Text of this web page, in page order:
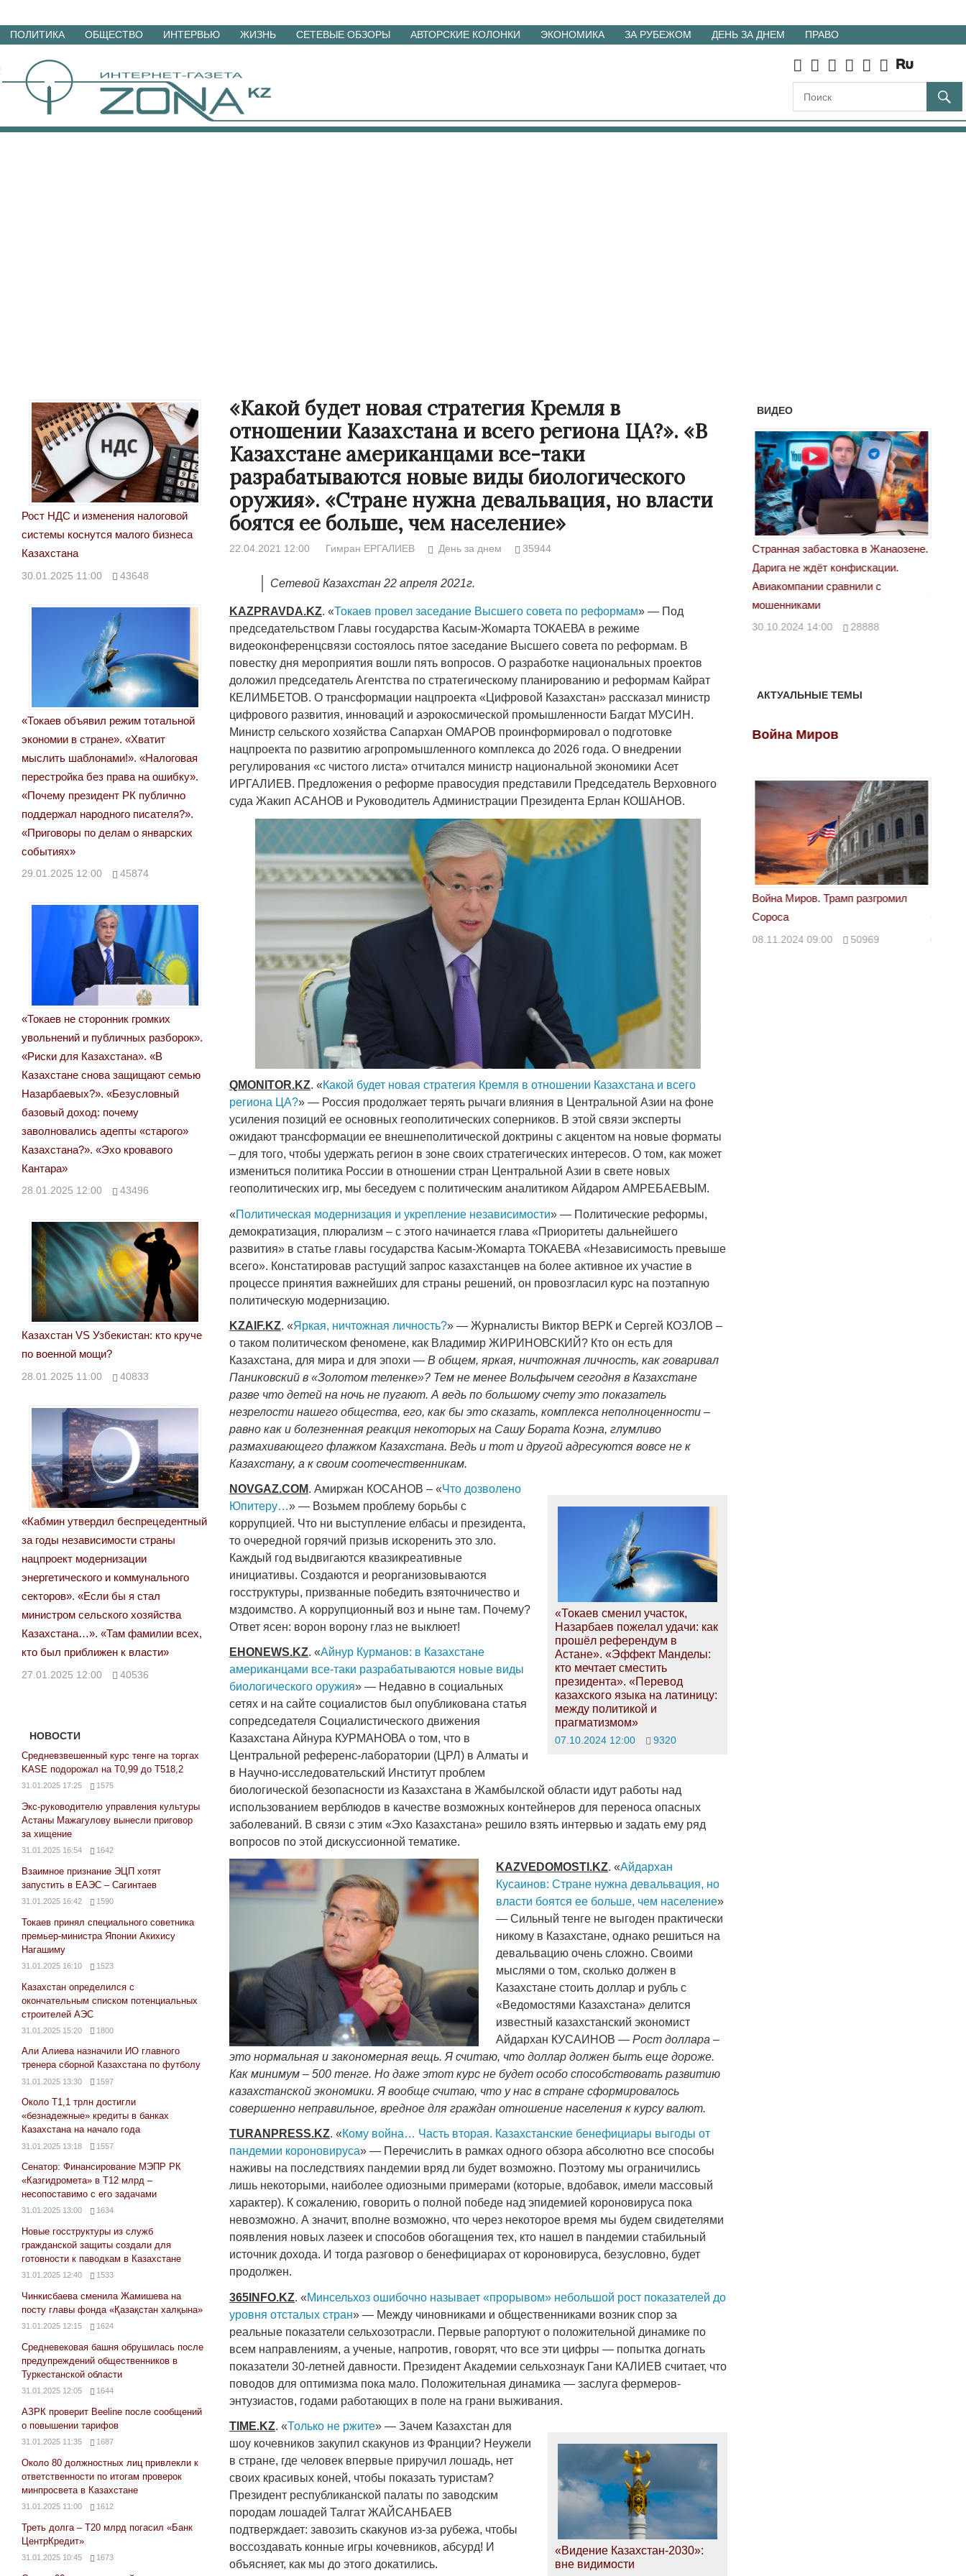
Перейти
материалам
ПОЛИТИКА ОБЩЕСТВО ИНТЕРВЬЮ ЖИЗНЬ СЕТЕВЫЕ ОБЗОРЫ АВТОРСКИЕ КОЛОНКИ ЭКОНОМИКА ЗА РУБЕЖОМ ДЕНЬ ЗА ДНЕМ ПРАВО
«Какой будет новая стратегия Кремля в
отношении Казахстана и всего региона ЦА?». «В
Казахстане американцами все-таки
разрабатываются новые виды биологического
оружия». «Стране нужна девальвация, но власти
боятся ее больше, чем население»
22.04.2021 12:00 Гимран ЕРГАЛИЕВ День за днем 35944
Сетевой Казахстан 22 апреля 2021г.
KAZPRAVDA.KZ. «Токаев провел заседание Высшего cовета по реформам» — Под
председательством Главы государства Касым-Жомарта ТОКАЕВА в режиме
видеоконференцсвязи состоялось пятое заседание Высшего cовета по реформам. В
повестку дня мероприятия вошли пять вопросов. О разработке национальных проектов
доложил председатель Агентства по стратегическому планированию и реформам Кайрат
КЕЛИМБЕТОВ. О трансформации нацпроекта «Цифровой Казахстан» рассказал министр
цифрового развития, инноваций и аэрокосмической промышленности Багдат МУСИН.
Министр сельского хозяйства Сапархан ОМАРОВ проинформировал о подготовке
нацпроекта по развитию агропромышленного комплекса до 2026 года. О внедрении
регулирования «с чистого листа» отчитался министр национальной экономики Асет
ИРГАЛИЕВ. Предложения о реформе правосудия представили Председатель Верховного
суда Жакип АСАНОВ и Руководитель Администрации Президента Ерлан КОШАНОВ.
QMONITOR.KZ. «Какой будет новая стратегия Кремля в отношении Казахстана и всего
региона ЦА?» — Россия продолжает терять рычаги влияния в Центральной Азии на фоне
усиления позиций ее основных геополитических соперников. В этой связи эксперты
ожидают трансформации ее внешнеполитической доктрины с акцентом на новые форматы
– для того, чтобы удержать регион в зоне своих стратегических интересов. О том, как может
измениться политика России в отношении стран Центральной Азии в свете новых
геополитических игр, мы беседуем с политическим аналитиком Айдаром АМРЕБАЕВЫМ.
«Политическая модернизация и укрепление независимости» — Политические реформы,
демократизация, плюрализм – c этого начинается глава «Приоритеты дальнейшего
развития» в статье главы государства Касым-Жомарта ТОКАЕВА «Независимость превыше
всего». Констатировав растущий запрос казахстанцев на более активное их участие в
процессе принятия важнейших для страны решений, он провозгласил курс на поэтапную
политическую модернизацию.
KZAIF.KZ. «Яркая, ничтожная личность?» — Журналисты Виктор ВЕРК и Сергей КОЗЛОВ –
о таком политическом феномене, как Владимир ЖИРИНОВСКИЙ? Кто он есть для
Казахстана, для мира и для эпохи —В общем, яркая, ничтожная личность, как говаривал
Паниковский в «Золотом теленке»? Тем не менее Вольфычем сегодня в Казахстане
разве что детей на ночь не пугают. А ведь по большому счету это показатель
незрелости нашего общества, его, как бы это сказать, комплекса неполноценности –
равно как и болезненная реакция некоторых на Сашу Бората Коэна, глумливо
размахивающего флажком Казахстана. Ведь и тот и другой адресуются вовсе не к
Казахстану, а к своим соотечественникам.
«Токаев сменил участок,
Назарбаев пожелал удачи: как
прошёл референдум в
Астане». «Эффект Манделы:
кто мечтает сместить
президента». «Перевод
казахского языка на латиницу:
между политикой и
прагматизмом»
07.10.2024 12:00 9320
NOVGAZ.COM. Амиржан КОСАНОВ – «Что дозволено
Юпитеру…» — Возьмем проблему борьбы с
коррупцией. Что ни выступление елбасы и президента,
то очередной горячий призыв искоренить это зло.
Каждый год выдвигаются квазикреативные
инициативы. Создаются и реорганизовываются
госструктуры, призванные победить взяточничество и
мздоимство. А коррупционный воз и ныне там. Почему?
Ответ ясен: ворон ворону глаз не выклюет!
EHONEWS.KZ. «Айнур Курманов: в Казахстане
американцами все-таки разрабатываются новые виды
биологического оружия» — Недавно в социальных
сетях и на сайте социалистов был опубликована статья
сопредседателя Социалистического движения
Казахстана Айнура КУРМАНОВА о том, что в
Центральной референс-лаборатории (ЦРЛ) в Алматы и
в Научно-исследовательский Институт проблем
биологической безопасности из Казахстана в Жамбылской области идут работы над
использованием верблюдов в качестве возможных контейнеров для переноса опасных
заболеваний. В связи с этим «Эхо Казахстана» решило взять интервью и задать ему ряд
вопросов по этой дискуссионной тематике.
KAZVEDOMOSTI .KZ. «Айдархан
Кусаинов: Стране нужна девальвация, но
власти боятся ее больше, чем население»
— Сильный тенге не выгоден практически
никому в Казахстане, однако решиться на
девальвацию очень сложно. Своими
мыслями о том, сколько должен в
Казахстане стоить доллар и рубль с
«Ведомостями Казахстана» делится
известный казахстанский экономист
Айдархан КУСАИНОВ —Рост доллара –
это нормальная и закономерная вещь. Я считаю, что доллар должен быть еще дороже.
Как минимум – 500 тенге. Но даже этот курс не будет особо способствовать развитию
казахстанской экономики. Я вообще считаю, что у нас в стране сформировалось
совершенно неправильное, вредное для граждан отношение населения к курсу валют.
TURANPRESS.KZ. «Кому война… Часть вторая. Казахстанские бенефициары выгоды от
пандемии короновируса» — Перечислить в рамках одного обзора абсолютно все способы
наживы на последствиях пандемии вряд ли будет возможно. Поэтому мы ограничились
лишь некоторыми, наиболее одиозными примерами (которые, вдобавок, имели массовый
характер). К сожалению, говорить о полной победе над эпидемией короновируса пока
невозможно. А значит, вполне возможно, что через некоторое время мы будем свидетелями
появления новых лазеек и способов обогащения тех, кто нашел в пандемии стабильный
источник дохода. И тогда разговор о бенефициарах от короновируса, безусловно, будет
продолжен.
365 INFO.KZ. «Минсельхоз ошибочно называет «прорывом» небольшой рост показателей до
уровня отсталых стран» — Между чиновниками и общественниками возник спор за
реальные показатели сельхозотрасли. Первые рапортуют о положительной динамике по
всем направлениям, а ученые, напротив, говорят, что все эти цифры — попытка догнать
показатели 30-летней давности. Президент Академии сельхознаук Гани КАЛИЕВ считает, что
поводов для оптимизма пока мало. Положительная динамика — заслуга фермеров-
энтузиастов, годами работающих в поле на грани выживания.
«Видение Казахстан-2030»:
вне видимости
TIME.KZ. «Только не ржите» — Зачем Казахстан для
шоу кочевников закупил скакунов из Франции? Неужели
в стране, где человек впервые приручил лошадь, нет
своих красивых коней, чтобы показать туристам?
Президент республиканской палаты по заводским
породам лошадей Талгат ЖАЙСАНБАЕВ
подтверждает: завозить скакунов из-за рубежа, чтобы
воссоздавать конные игры кочевников, абсурд! И
объясняет, как мы до этого докатились.
Рост НДС и изменения налоговой
системы коснутся малого бизнеса
Казахстана
30.01.2025 11:00 43648
«Токаев объявил режим тотальной
экономии в стране». «Хватит
мыслить шаблонами!». «Налоговая
перестройка без права на ошибку».
«Почему президент РК публично
поддержал народного писателя?».
«Приговоры по делам о январских
событиях»
29.01.2025 12:00 45874
«Токаев не сторонник громких
увольнений и публичных разборок».
«Риски для Казахстана». «В
Казахстане снова защищают семью
Назарбаевых?». «Безусловный
базовый доход: почему
заволновались адепты «старого»
Казахстана?». «Эхо кровавого
Кантара»
28.01.2025 12:00 43496
Казахстан VS Узбекистан: кто круче
по военной мощи?
28.01.2025 11:00 40833
«Кабмин утвердил беспрецедентный
за годы независимости страны
нацпроект модернизации
энергетического и коммунального
секторов». «Если бы я стал
министром сельского хозяйства
Казахстана…». «Там фамилии всех,
кто был приближен к власти»
27.01.2025 12:00 40536
НОВОСТИ
Средневзвешенный курс тенге на торгах
KASE подорожал на Т0,99 до Т518,2
31.01.2025 17:25 1575
Экс-руководителю управления культуры
Астаны Мажагулову вынесли приговор
за хищение
31.01.2025 16:54 1642
Взаимное признание ЭЦП хотят
запустить в ЕАЭС – Сагинтаев
31.01.2025 16:42 1590
Токаев принял специального советника
премьер-министра Японии Акихису
Нагашиму
31.01.2025 16:10 1523
Казахстан определился с
окончательным списком потенциальных
строителей АЭС
31.01.2025 15:20 1800
Али Алиева назначили ИО главного
тренера сборной Казахстана по футболу
31.01.2025 13:30 1597
Около Т1,1 трлн достигли
«безнадежные» кредиты в банках
Казахстана на начало года
31.01.2025 13:18 1557
Сенатор: Финансирование МЭПР РК
«Казгидромета» в Т12 млрд –
несопоставимо с его задачами
31.01.2025 13:00 1634
Новые госструктуры из служб
гражданской защиты создали для
готовности к паводкам в Казахстане
31.01.2025 12:40 1533
Чинкисбаева сменила Жамишева на
посту главы фонда «Қазақстан халқына»
31.01.2025 12:15 1624
Средневековая башня обрушилась после
предупреждений общественников в
Туркестанской области
31.01.2025 12:05 1644
АЗРК проверит Beeline после сообщений
о повышении тарифов
31.01.2025 11:35 1687
Около 80 должностных лиц привлекли к
ответственности по итогам проверок
минпросвета в Казахстане
31.01.2025 11:00 1612
Треть долга – Т20 млрд погасил «Банк
ЦентрКредит»
31.01.2025 10:45 1673
ВИДЕО
Народ выбрал свет
мошенниками
30.10.2024 14:00
«Новый Казахстан не говорит всей
правды»
29.10.2024 09:00 39623
АКТУАЛЬНЫЕ ТЕМЫ
Война Миров
Война Миров. Трамп разгромил
08.11.2024 09:00 50969
Война Миров
Война Миров. Трамп разгромил
Сороса
08.11.2024 09:00 50969